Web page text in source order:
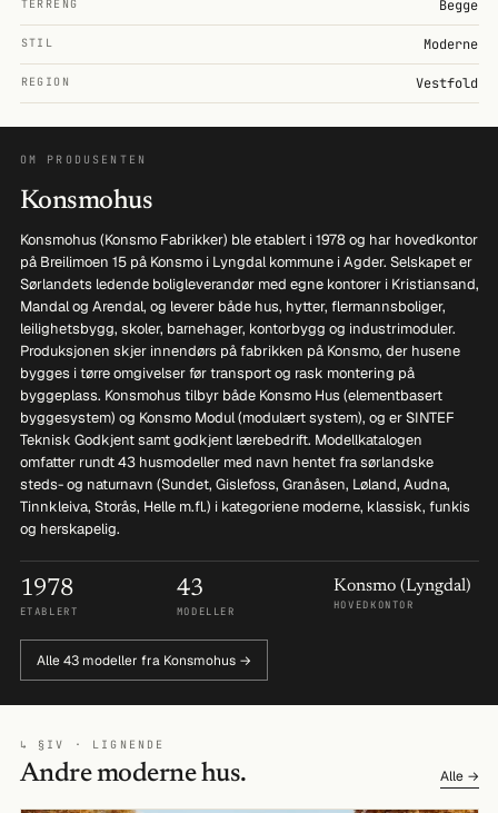
TERRENG Begge
STIL Moderne
REGION Vestfold
OM PRODUSENTEN
Konsmohus
Konsmohus (Konsmo Fabrikker) ble etablert i 1978 og har hovedkontor
på Breilimoen 15 på Konsmo i Lyngdal kommune i Agder. Selskapet er
Sørlandets ledende boligleverandør med egne kontorer i Kristiansand,
Mandal og Arendal, og leverer både hus, hytter, flermannsboliger,
leilighetsbygg, skoler, barnehager, kontorbygg og industrimoduler.
Produksjonen skjer innendørs på fabrikken på Konsmo, der husene
bygges i tørre omgivelser før transport og rask montering på
byggeplass. Konsmohus tilbyr både Konsmo Hus (elementbasert
byggesystem) og Konsmo Modul (modulært system), og er SINTEF
Teknisk Godkjent samt godkjent lærebedrift. Modellkatalogen
omfatter rundt 43 husmodeller med navn hentet fra sørlandske
steds- og naturnavn (Sundet, Gislefoss, Granåsen, Løland, Audna,
Tinnkleiva, Storås, Helle m.fl.) i kategoriene moderne, klassisk, funkis
og herskapelig.
1978
ETABLERT
43
MODELLER
Konsmo (Lyngdal)
HOVEDKONTOR
Alle 43 modeller fra Konsmohus →
↳ §IV · LIGNENDE
Andre moderne hus. Alle →